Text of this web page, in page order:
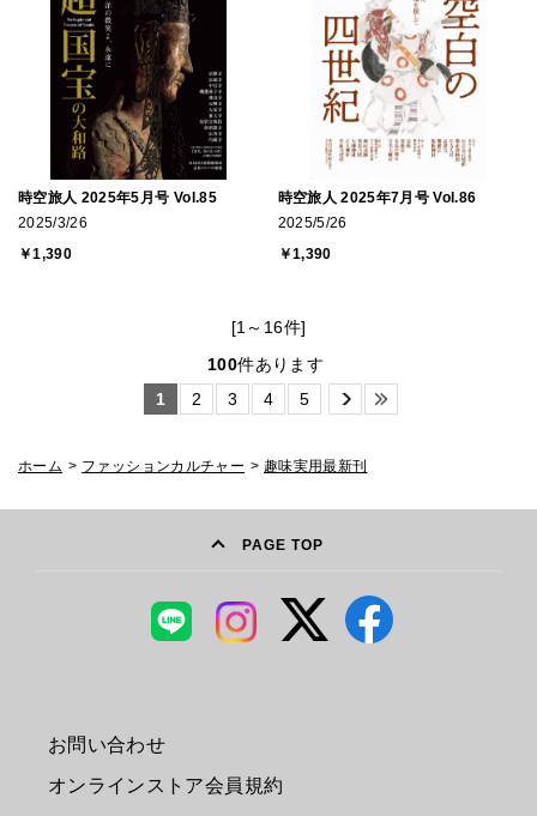
時空旅人 2025年5月号 Vol.85
2025/3/26
￥1,390
時空旅人 2025年7月号 Vol.86
2025/5/26
￥1,390
[1～16件]
100件あります
1
2 3 4 5
ホーム > ファッションカルチャー > 趣味実用最新刊
PAGE TOP
お問い合わせ
オンラインストア会員規約